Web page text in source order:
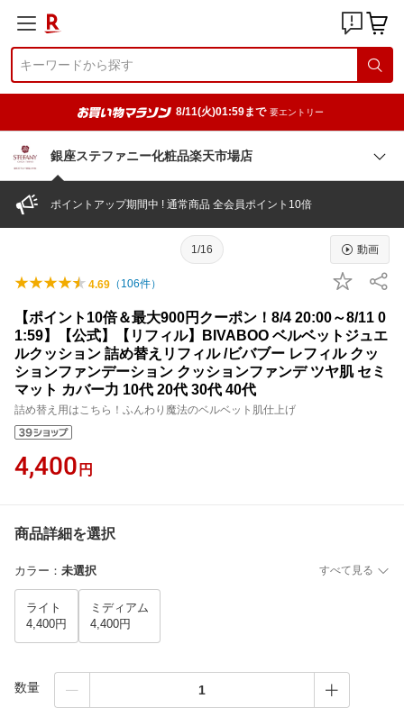
8/11(火)01:59まで 要エントリー
銀座ステファニー化粧品楽天市場店
ポイントアップ期間中 ! 通常商品 全会員ポイント10倍
1/16 動画
4.69 （ 106件）
【ポイント10倍＆最大900円クーポン！8/4 20:00～8/11 0
1:59】【公式】【リフィル】BIVABOO ベルベットジュエ
ルクッション 詰め替えリフィル /ビバブー レフィル クッ
ションファンデーション クッションファンデ ツヤ肌 セミ
マット カバー力 10代 20代 30代 40代
詰め替え用はこちら！ふんわり魔法のベルベット肌仕上げ
4,400 円
商品詳細を選択
カラー ： 未選択 すべて見る
ライト
4,400円
ミディアム
4,400円
数量